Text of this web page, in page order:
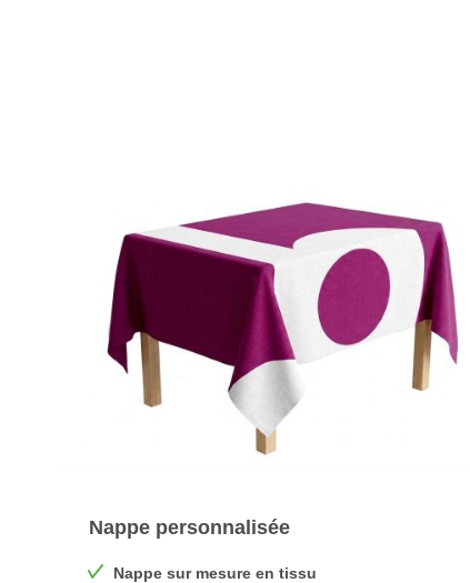
Nappe personnalisée
Nappe sur mesure en tissu